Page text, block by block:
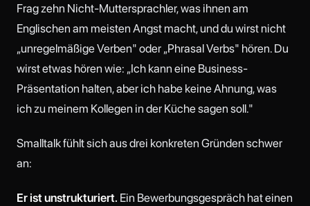
Frag zehn Nicht-Muttersprachler, was ihnen am
Englischen am meisten Angst macht, und du wirst nicht
„unregelmäßige Verben" oder „Phrasal Verbs" hören. Du
wirst etwas hören wie: „Ich kann eine Business-
Präsentation halten, aber ich habe keine Ahnung, was
ich zu meinem Kollegen in der Küche sagen soll."
Smalltalk fühlt sich aus drei konkreten Gründen schwer
an:
Er ist unstrukturiert. Ein Bewerbungsgespräch hat einen